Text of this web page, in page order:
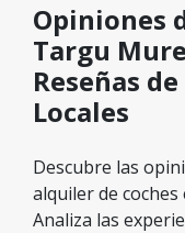
Opiniones
Targu
Reseñas
Locales
Descubre las
alquiler de
Analiza las